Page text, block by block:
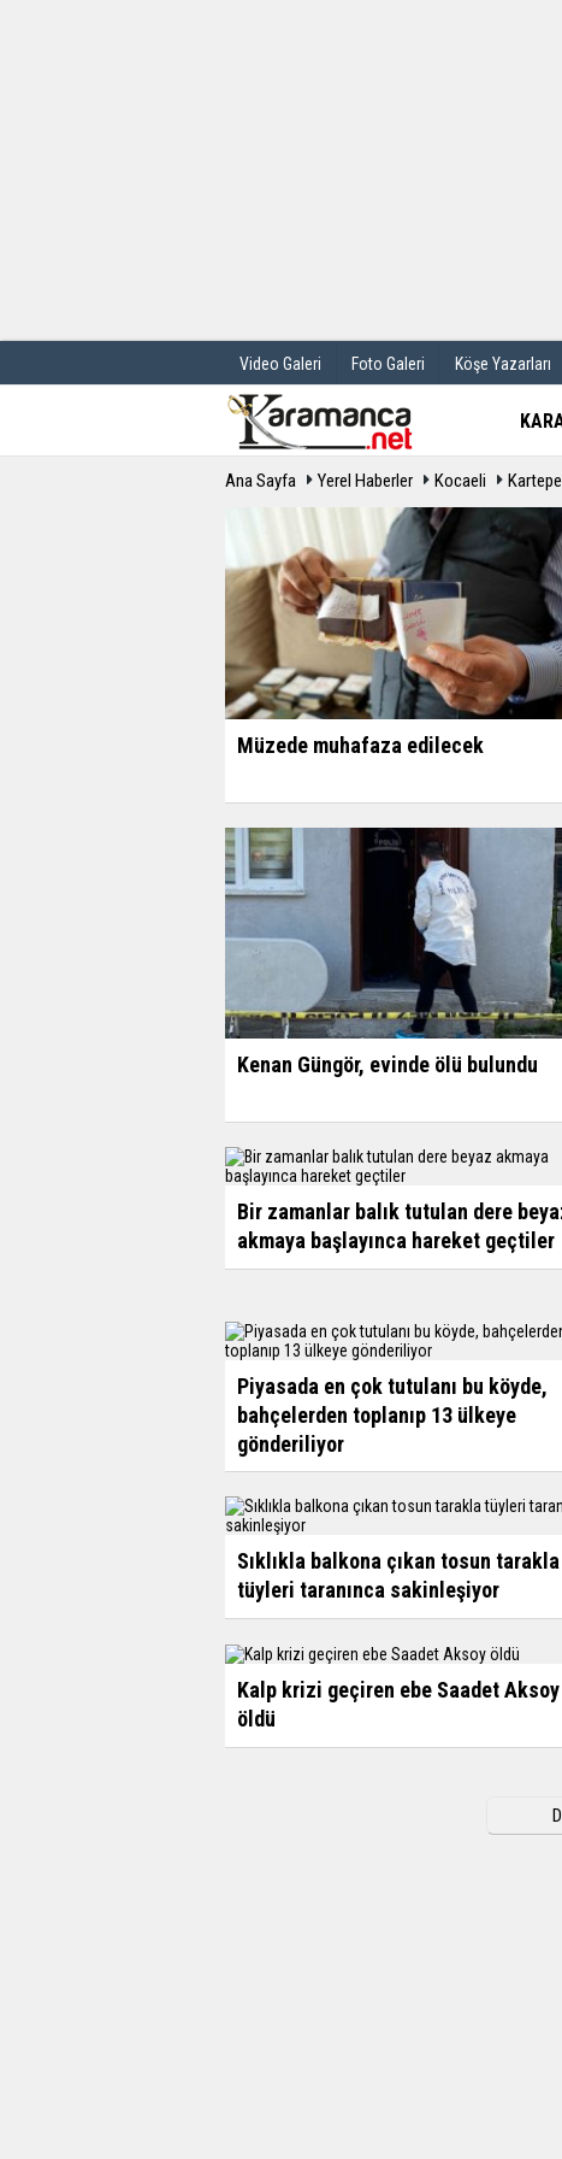
Video Galeri Foto Galeri Köşe Yazarları
Ana Sayfa Yerel Haberler Kocaeli
Müzede muhafaza edilecek
​​​​​​​Kenan Güngör, evinde ölü bulundu
Bir zamanlar balık tutulan dere
akmaya başlayınca hareket geçtiler
Piyasada en çok tutulanı bu köyde,
bahçelerden toplanıp 13 ülkeye
gönderiliyor
Sıklıkla balkona çıkan tosun tarakla
tüyleri taranınca sakinleşiyor
Kalp krizi geçiren ebe Saadet Aksoy
öldü